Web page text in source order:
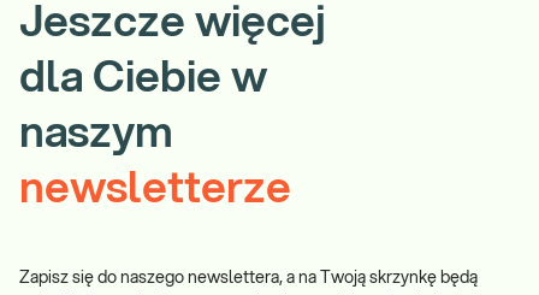
Jeszcze więcej
dla Ciebie w
naszym
newsletterze
Zapisz się do naszego newslettera, a na Twoją skrzynkę będą